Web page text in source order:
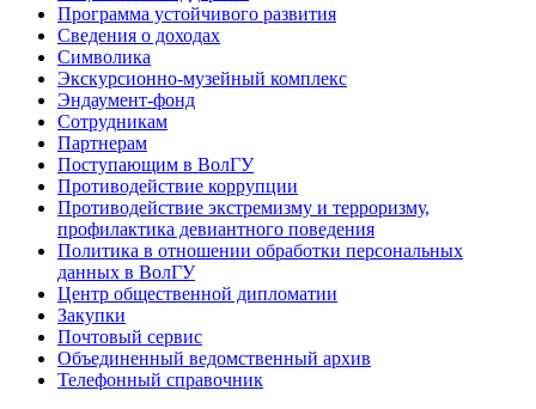
Программа устойчивого развития
Сведения о доходах
Символика
Экскурсионно-музейный комплекс
Эндаумент-фонд
Сотрудникам
Партнерам
Поступающим в ВолГУ
Противодействие коррупции
Противодействие экстремизму и терроризму,
профилактика девиантного поведения
Политика в отношении обработки персональных
данных в ВолГУ
Центр общественной дипломатии
Закупки
Почтовый сервис
Объединенный ведомственный архив
Телефонный справочник